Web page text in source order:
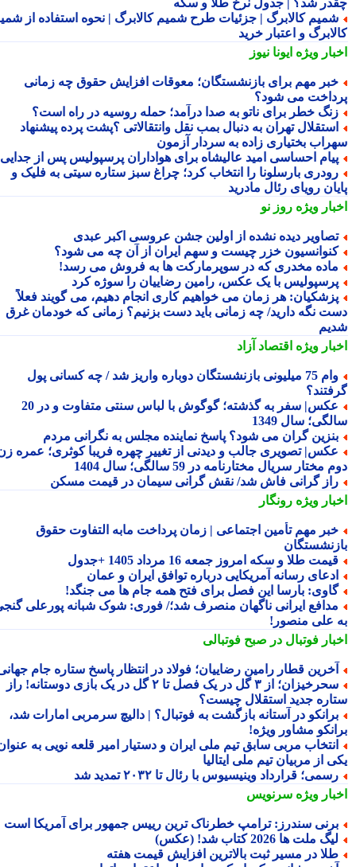
شد؟ | جدول نرخ طلا و سکه
کالابرگ | جزئیات طرح شمیم کالابرگ | نحوه استفاده از شمیم
و اعتبار خرید
ویژهایونا نیوز
مهم برای بازنشستگان؛ معوقات افزایش حقوق چه زمانی
می شود؟
خطر برای ناتو به صدا درآمد؛ حمله روسیه در راه است؟
تهران به دنبال بمب نقل وانتقالاتی ؟پشت پرده پیشنهاد
بختیاری زاده به سردار آزمون
احساسی امید عالیشاه برای هواداران پرسپولیس پس از جدایی
بارسلونا را انتخاب کرد؛ چراغ سبز ستاره سیتی به فلیک و
رویای رئال مادرید
ویژهروز نو
دیده نشده از اولین جشن عروسی اکبر عبدی
خزر چیست و سهم ایران از آن چه می شود؟
مخدری که در سوپرمارکت ها به فروش می رسد!
با یک عکس، رامین رضاییان را سوژه کرد
هر زمان می خواهیم کاری انجام دهیم، می گویند فعلاً
نگه دارید/ چه زمانی باید دست بزنیم؟ زمانی که خودمان غرق
ویژهاقتصاد آزاد
وام 75 میلیونی بازنشستگان دوباره واریز شد / چه کسانی پول
عکس| سفر به گذشته؛ گوگوش با لباس سنتی متفاوت و در 20
سال 1349
گران می شود؟ پاسخ نماینده مجلس به نگرانی مردم
تصویری جالب و دیدنی از تغییر چهره فریبا کوثری؛ عمره زن
مختار سریال مختارنامه در 59 سالگی؛ سال 1404
گرانی فاش شد/ نقش گرانی سیمان در قیمت مسکن
ویژهرونگار
مهم تأمین اجتماعی | زمان پرداخت مابه التفاوت حقوق
طلا و سکه امروز جمعه 16 مرداد 1405 +جدول
رسانه آمریکایی درباره توافق ایران و عمان
بارسا این فصل برای فتح همه جام ها می جنگد!
ایرانی ناگهان منصرف شد؛/ فوری: شوک شبانه پورعلی گنجی
علی منصور!
فوتبال در صبح فوتبالی
قطار رامین رضاییان؛ فولاد در انتظار پاسخ ستاره جام جهانی
سحرخیزان؛ از ۳ گل در یک فصل تا ۲ گل در یک بازی دوستانه! راز
جدید استقلال چیست؟
در آستانه بازگشت به فوتبال؟ | دالیچ سرمربی امارات شد،
مشاور ویژه!
مربی سابق تیم ملی ایران و دستیار امیر قلعه نویی به عنوان
از مربیان تیم ملی ایتالیا
قرارداد وینیسیوس با رئال تا ۲۰۳۲ تمدید شد
ویژهسرنویس
سندرز: ترامپ خطرناک ترین رییس جمهور برای آمریکا است
ملت ها 2026 کتاب شد! (عکس)
در مسیر ثبت بالاترین افزایش قیمت هفته